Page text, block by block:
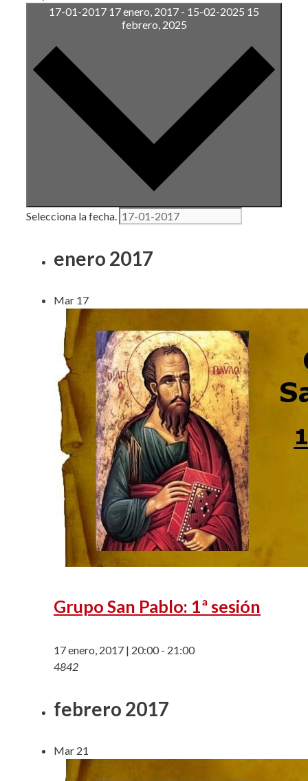
17-01-2017 17 enero, 2017 - 15-02-2025 15
febrero, 2025
Selecciona la fecha.
enero 2017
Mar 17
Grupo San Pablo: 1ª sesión
17 enero, 2017 | 20:00- 21:00
4842
febrero 2017
Mar 21